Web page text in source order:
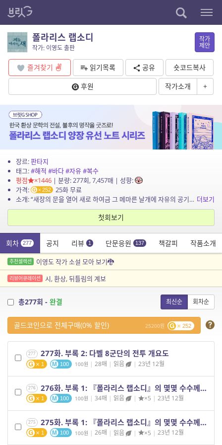
폴라리스 랩소디
작가: 이영도 출판
작가
제안
즐겨찾기 읽기목록 공유
숏코드복사
후원
작가소개 +
장르:판타지
태그:#해적 #바다#자유#복수
평점
×1446| 분량: 277회, 7,457매 | 성향:
가격:
252
25화 무료
소개: “새장의 문을 열어 새로 하여금 그 메마른 날개에 자유의 공기를 적시도록 해본 적이 있소?” 바다를 질주하던 해적 무리들이 폴라리스라는 나라를 세우며 겪는 격정적인 삶이 펼쳐지는 ... 더보기
첫회보기
회차 277 공지 리뷰 1 단문응원 137 책갈피 작품소개
추천셀렉션 이영도 작가 소설 모아 보기🐉
리뷰어큐레이션 시, 환상, 뒤틀림의 계보
총277회 - 완결 최신순 회차순
25200 252
골드코인으로 전체구매(0% 할인)
277 277화. 부록 2: 다벨 8군단의 전투 개요도
1 100 100 | 28매 | 읽음 | 23년 12월
276 276화. 부록 1: 『폴라리스 랩소디』의 몇몇 수수께끼들 (4)
1 100 100 | 34매 | 읽음 | ×5 | 23년 12월
275 275화. 부록 1: 『폴라리스 랩소디』의 몇몇 수수께끼들 (3)
1 100 100 | 26매 | 읽음 | ×5 | 23년 12월